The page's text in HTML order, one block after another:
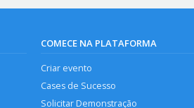
COMECE NA PLATAFORMA
Criar evento
Cases de Sucesso
Solicitar Demonstração